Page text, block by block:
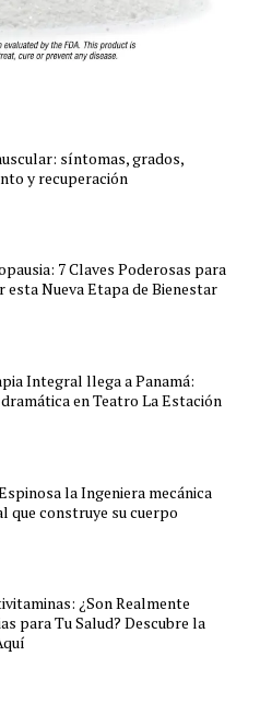
síntomas, grados,
y recuperación
7 Claves Poderosas para
esta Nueva Etapa de Bienestar
Integral llega a Panamá:
en Teatro La Estación
la Ingeniera mecánica
que construye su cuerpo
¿Son Realmente
para Tu Salud? Descubre la